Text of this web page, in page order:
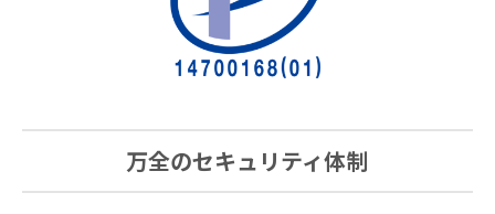
万全のセキュリティ体制